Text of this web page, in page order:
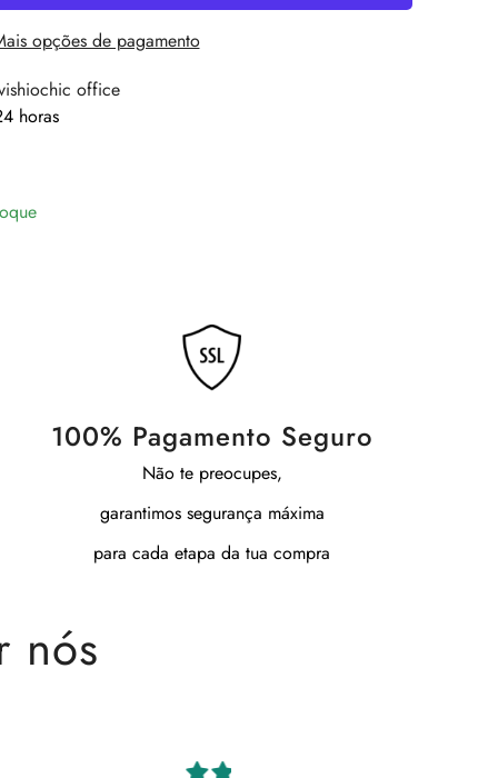
opções de pagamento
office
horas
100% Pagamento Seguro
Não te preocupes,
garantimos segurança máxima
para cada etapa da tua compra
nós